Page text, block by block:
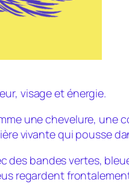
visage et énergie.
une chevelure,
vivante qui pousse
bandes vertes,
regardent